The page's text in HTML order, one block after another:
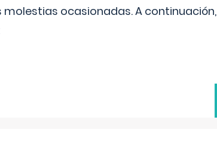
ocasionadas. A continuación,